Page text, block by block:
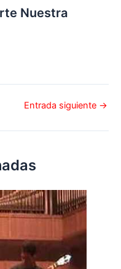
Nuestra
Entrada siguiente →